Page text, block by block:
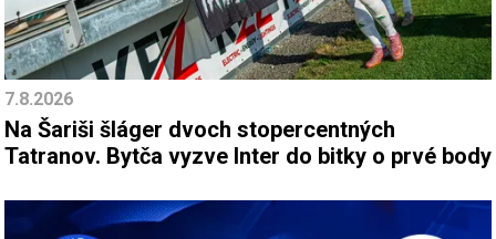
7.8.2026
Na Šariši šláger dvoch stopercentných
Tatranov. Bytča vyzve Inter do bitky o prvé body